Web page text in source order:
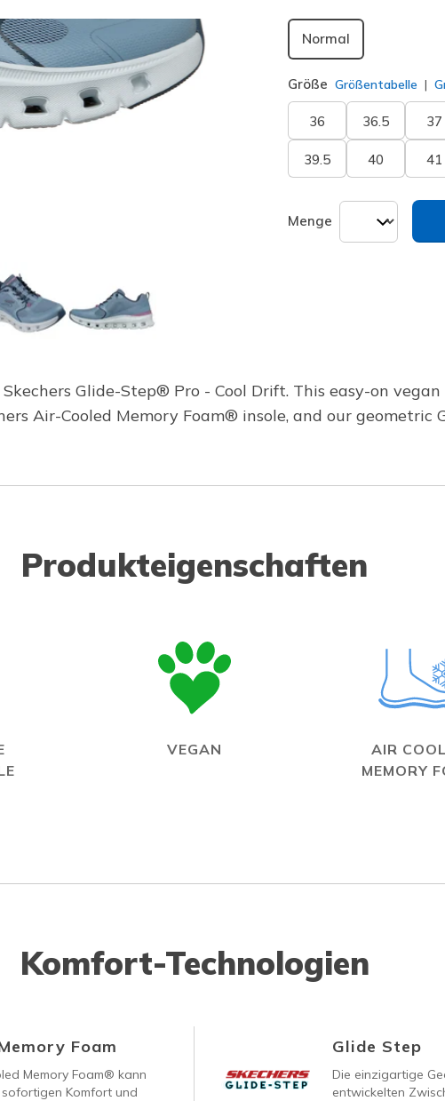
Normal
Größe Größentabelle
36 36.5 37
39.5 40 41
Menge
Glide-Step® Pro - Cool Drift. This easy-on
Air-Cooled Memory Foam® insole, and our geometric
Produkteigenschaften
VEGAN
AIR
MEMORY
Komfort-Technologien
Foam
Memory Foam® kann
Komfort und
Glide Step
Die einzigartige
entwickelten